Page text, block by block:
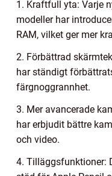
1. Kraftfull yta: Varje
modeller har
RAM, vilket ger mer
2. Förbättrad
har ständigt
färgnoggrannhet.
3. Mer avancerade
har erbjudit bättre
och video.
4. Tilläggsfunktioner: